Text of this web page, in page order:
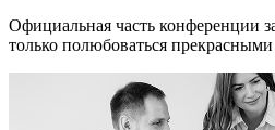
Официальная часть конференции
только полюбоваться